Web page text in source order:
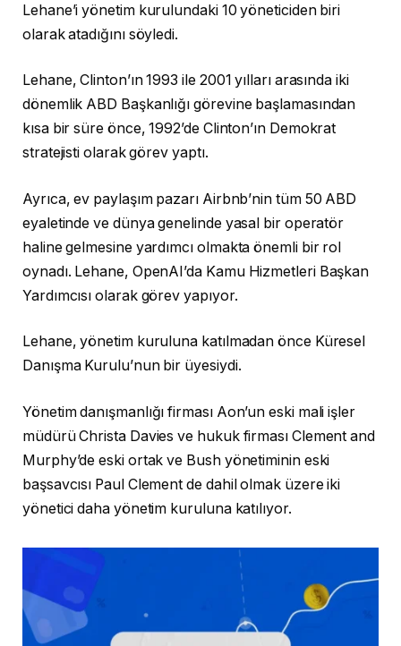
Lehane’i yönetim kurulundaki 10 yöneticiden biri
olarak atadığını söyledi.
Lehane, Clinton’ın 1993 ile 2001 yılları arasında iki
dönemlik ABD Başkanlığı görevine başlamasından
kısa bir süre önce, 1992’de Clinton’ın Demokrat
stratejisti olarak görev yaptı.
Ayrıca, ev paylaşım pazarı Airbnb’nin tüm 50 ABD
eyaletinde ve dünya genelinde yasal bir operatör
haline gelmesine yardımcı olmakta önemli bir rol
oynadı. Lehane, OpenAI’da Kamu Hizmetleri Başkan
Yardımcısı olarak görev yapıyor.
Lehane, yönetim kuruluna katılmadan önce Küresel
Danışma Kurulu’nun bir üyesiydi.
Yönetim danışmanlığı firması Aon’un eski mali işler
müdürü Christa Davies ve hukuk firması Clement and
Murphy’de eski ortak ve Bush yönetiminin eski
başsavcısı Paul Clement de dahil olmak üzere iki
yönetici daha yönetim kuruluna katılıyor.